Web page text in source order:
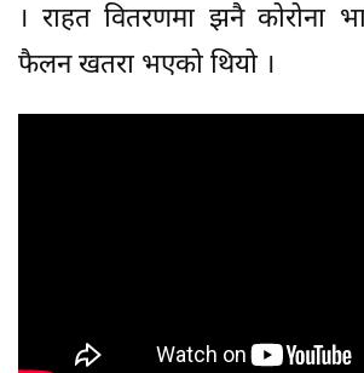
। राहत वितरणमा झनै कोरोना
फैलन खतरा भएको थियो ।